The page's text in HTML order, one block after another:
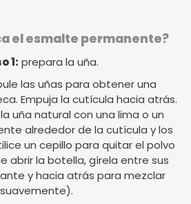
el esmalte permanente?
1: prepara la uña.
las uñas para obtener una
Empuja la cutícula hacia atrás.
uña natural con una lima o un
alrededor de la cutícula y los
un cepillo para quitar el polvo
abrir la botella, gírela entre sus
y hacia atrás para mezclar
suavemente).